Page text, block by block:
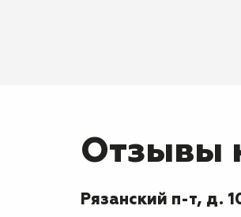
Отзывы
Рязанский п-т, д.